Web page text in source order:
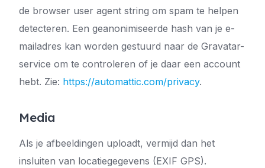
de browser user agent string om spam te helpen
detecteren. Een geanonimiseerde hash van je e-
mailadres kan worden gestuurd naar de Gravatar-
service om te controleren of je daar een account
hebt. Zie: https://automattic.com/privacy.
Media
Als je afbeeldingen uploadt, vermijd dan het
insluiten van locatiegegevens (EXIF GPS).